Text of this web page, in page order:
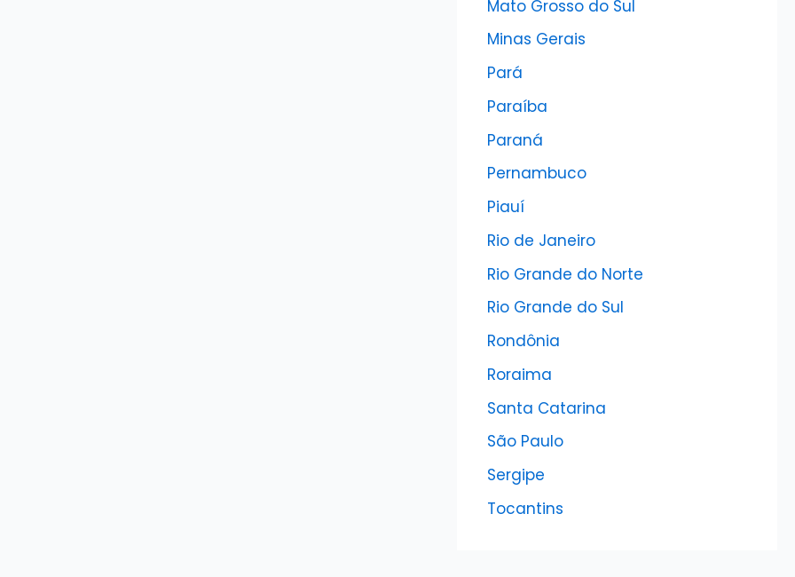
Mato Grosso do Sul
Minas Gerais
Pará
Paraíba
Paraná
Pernambuco
Piauí
Rio de Janeiro
Rio Grande do Norte
Rio Grande do Sul
Rondônia
Roraima
Santa Catarina
São Paulo
Sergipe
Tocantins